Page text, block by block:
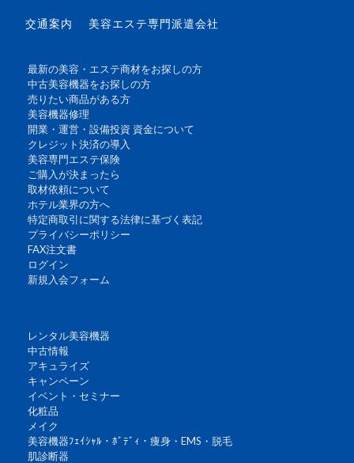
交通案内 美容エステ専門派遣会社
最新の美容・エステ商材をお探しの方
中古美容機器をお探しの方
売りたい商品がある方
美容機器修理
開業・運営・設備投資 資金について
クレジット決済の導入
美容専門エステ保険
ご購入が決まったら
取材依頼について
ホテル業界の方へ
特定商取引に関する法律に基づく表記
プライバシーポリシー
FAX注文書
ログイン
新規入会フォーム
レンタル美容機器
中古情報
アキュライズ
キャンペーン
イベント・セミナー
化粧品
メイク
美容機器ﾌｪｲｼｬﾙ・ﾎﾞﾃﾞｨ・痩身・EMS・脱毛
肌診断器